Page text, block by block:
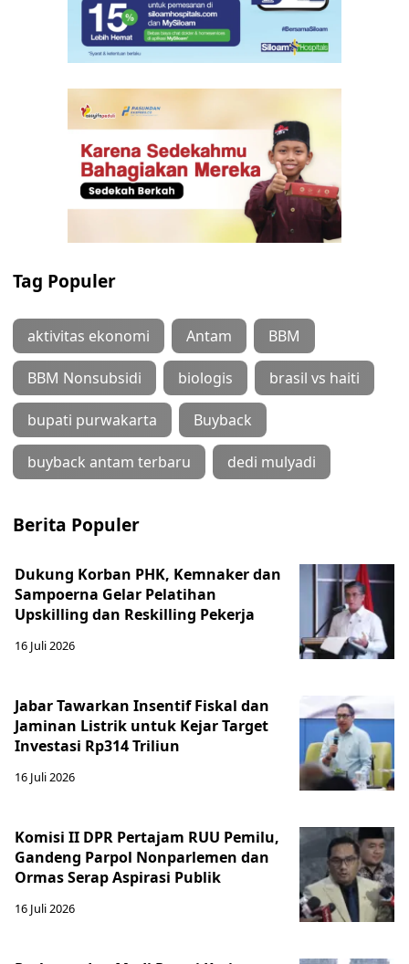
Tag Populer
aktivitas ekonomi Antam BBM
BBM Nonsubsidi biologis brasil vs haiti
bupati purwakarta Buyback
buyback antam terbaru dedi mulyadi
Berita Populer
Dukung Korban PHK, Kemnaker dan
Sampoerna Gelar Pelatihan
Upskilling dan Reskilling Pekerja
16 Juli 2026
Jabar Tawarkan Insentif Fiskal dan
Jaminan Listrik untuk Kejar Target
Investasi Rp314 Triliun
16 Juli 2026
Komisi II DPR Pertajam RUU Pemilu,
Gandeng Parpol Nonparlemen dan
Ormas Serap Aspirasi Publik
16 Juli 2026